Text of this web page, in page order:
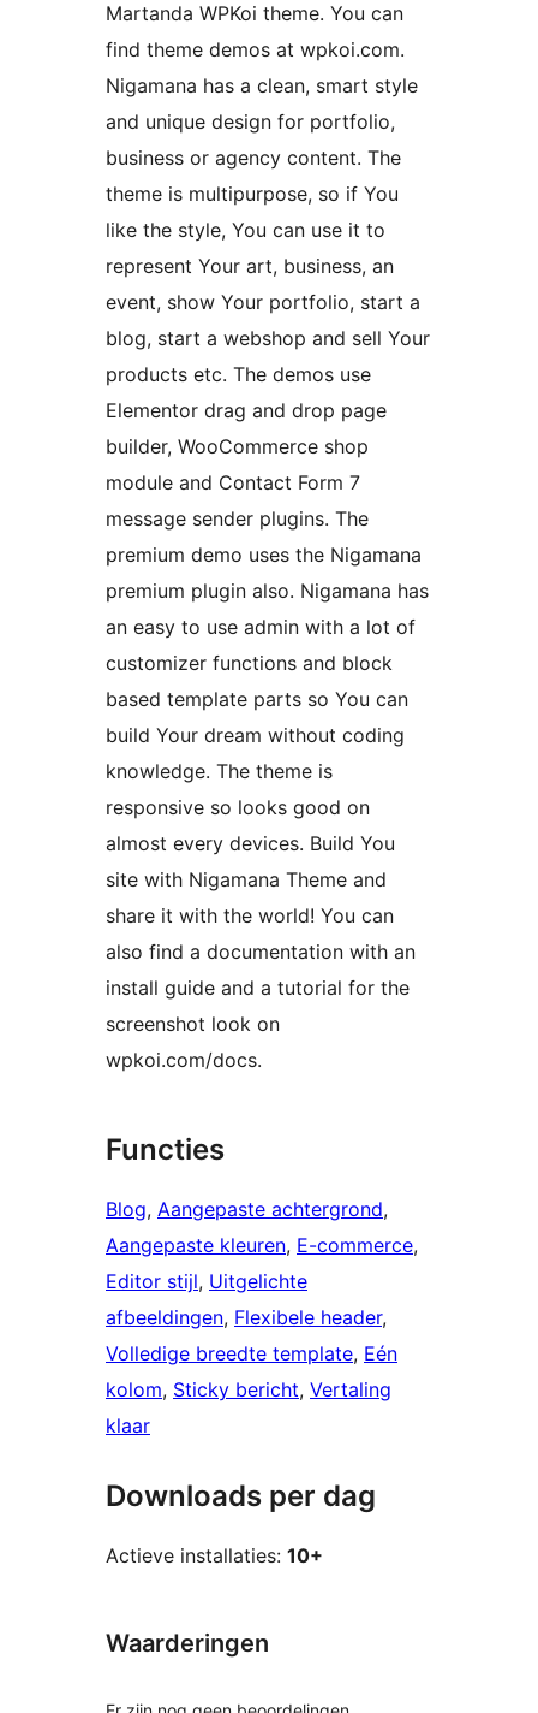
Martanda WPKoi theme. You can
find theme demos at wpkoi.com.
Nigamana has a clean, smart style
and unique design for portfolio,
business or agency content. The
theme is multipurpose, so if You
like the style, You can use it to
represent Your art, business, an
event, show Your portfolio, start a
blog, start a webshop and sell Your
products etc. The demos use
Elementor drag and drop page
builder, WooCommerce shop
module and Contact Form 7
message sender plugins. The
premium demo uses the Nigamana
premium plugin also. Nigamana has
an easy to use admin with a lot of
customizer functions and block
based template parts so You can
build Your dream without coding
knowledge. The theme is
responsive so looks good on
almost every devices. Build You
site with Nigamana Theme and
share it with the world! You can
also find a documentation with an
install guide and a tutorial for the
screenshot look on
wpkoi.com/docs.
Functies
Blog, Aangepaste achtergrond
Aangepaste kleuren, E-commerce
Editor stijl, Uitgelichte
afbeeldingen, Flexibele header
Volledige breedte template, Eén
kolom, Sticky bericht, Vertaling
klaar
Downloads per dag
Actieve installaties: 10+
Waarderingen